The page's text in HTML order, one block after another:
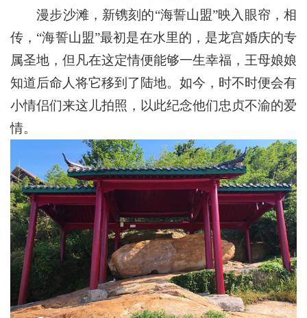
漫步沙滩，新镌刻的“海誓山盟”映入眼帘，相
传，“海誓山盟”最初是在水里的，是龙宫婚庆的专
属圣地，但凡在这定情便能够一生幸福，王母娘娘
知道后命人将它移到了陆地。如今，时不时便会有
小情侣们来这儿拍照，以此纪念他们忠贞不渝的爱
情。